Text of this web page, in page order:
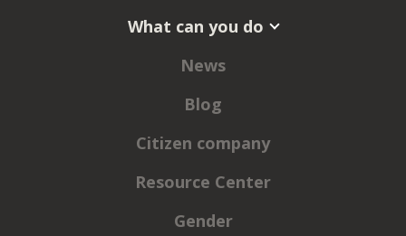
What can you do
News
Blog
Citizen company
Resource Center
Gender